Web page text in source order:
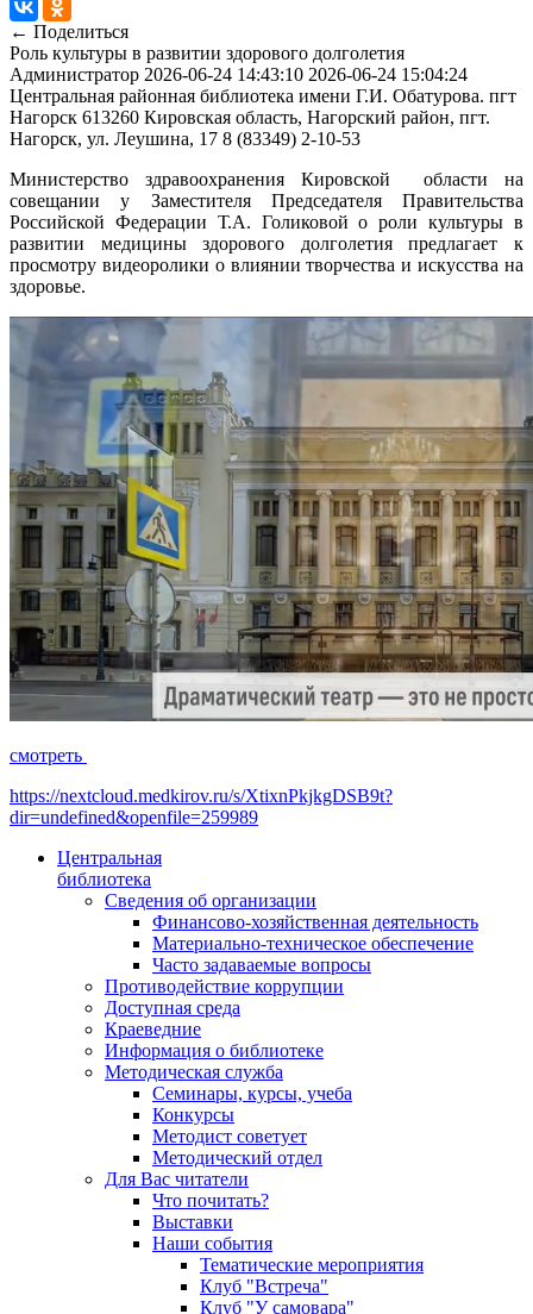
← Поделиться
Роль культуры в развитии здорового долголетия
Администратор 2026-06-24 14:43:10 2026-06-24 15:04:24
Центральная районная библиотека имени Г.И. Обатурова. пгт
Нагорск 613260 Кировская область, Нагорский район, пгт.
Нагорск, ул. Леушина, 17 8 (83349) 2-10-53
Министерство здравоохранения Кировской области на
совещании у Заместителя Председателя Правительства
Российской Федерации Т.А. Голиковой о роли культуры в
развитии медицины здорового долголетия предлагает к
просмотру видеоролики о влиянии творчества и искусства на
здоровье.
смотреть
https://nextcloud.medkirov.ru/s/XtixnPkjkgDSB9t?
dir=undefined&openfile=259989
Центральная
библиотека
Сведения об организации
Финансово-хозяйственная деятельность
Материально-техническое обеспечение
Часто задаваемые вопросы
Противодействие коррупции
Доступная среда
Краеведние
Информация о библиотеке
Методическая служба
Семинары, курсы, учеба
Конкурсы
Методист советует
Методический отдел
Для Вас читатели
Что почитать?
Выставки
Наши события
Тематические мероприятия
Клуб "Встреча"
Клуб "У самовара"